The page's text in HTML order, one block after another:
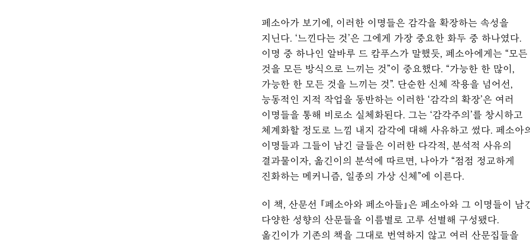
페소아가 보기에, 이러한 이명들은 감각을 확장하는 속성을
지닌다. ‘느낀다는 것’은 그에게 가장 중요한 화두 중 하나였다.
이명 중 하나인 알바루 드 캄푸스가 말했듯, 페소아에게는 “모든
것을 모든 방식으로 느끼는 것”이 중요했다. “가능한 한 많이,
가능한 한 모든 것을 느끼는 것”. 단순한 신체 작용을 넘어선,
능동적인 지적 작업을 동반하는 이러한 ‘감각의 확장’은 여러
이명들을 통해 비로소 실체화된다. 그는 ‘감각주의’를 창시하고
체계화할 정도로 느낌 내지 감각에 대해 사유하고 썼다. 페소아
이명들과 그들이 남긴 글들은 이러한 다각적, 분석적 사유의
결과물이자, 옮긴이의 분석에 따르면, 나아가 “점점 정교하게
진화하는 메커니즘, 일종의 가상 신체”에 이른다.
이 책, 산문선 『페소아와 페소아들』은 페소아와 그 이명들이 남
다양한 성향의 산문들을 이름별로 고루 선별해 구성됐다.
옮긴이가 기존의 책을 그대로 번역하지 않고 여러 산문집들을